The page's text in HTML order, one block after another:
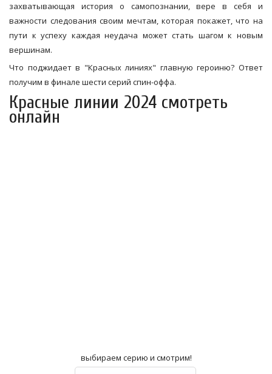
захватывающая история о самопознании, вере в себя и
важности следования своим мечтам, которая покажет, что на
пути к успеху каждая неудача может стать шагом к новым
вершинам.
Что поджидает в "Красных линиях" главную героиню? Ответ
получим в финале шести серий спин-оффа.
Красные линии 2024 смотреть
онлайн
выбираем серию и смотрим!